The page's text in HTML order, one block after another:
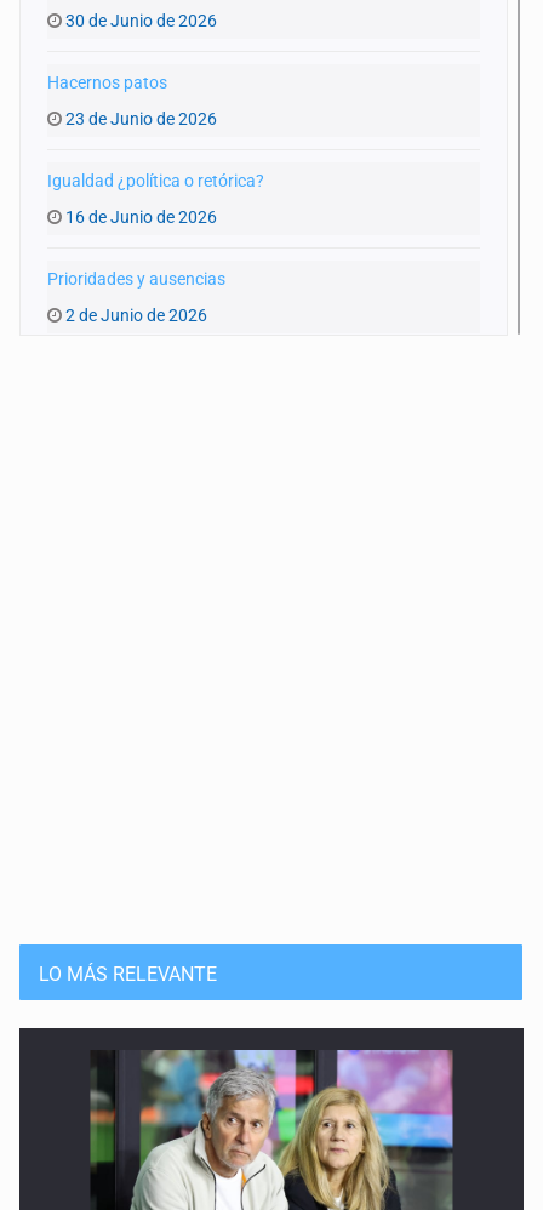
30 de Junio de 2026
Hacernos patos
23 de Junio de 2026
Igualdad ¿política o retórica?
16 de Junio de 2026
Prioridades y ausencias
2 de Junio de 2026
El mito de la masculinidad perdida
14 de Abril de 2026
24 de Marzo de 2026
Subsidio sin seguridad
17 de Febrero de 2026
LO MÁS RELEVANTE